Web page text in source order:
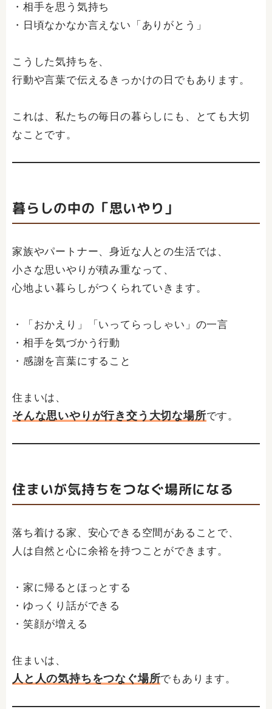
・相手を思う気持ち
・日頃なかなか言えない「ありがとう」
こうした気持ちを、
行動や言葉で伝えるきっかけの日でもあります。
これは、私たちの毎日の暮らしにも、とても大切
なことです。
暮らしの中の「思いやり」
家族やパートナー、身近な人との生活では、
小さな思いやりが積み重なって、
心地よい暮らしがつくられていきます。
・「おかえり」「いってらっしゃい」の一言
・相手を気づかう行動
・感謝を言葉にすること
住まいは、
そんな思いやりが行き交う大切な場所です。
住まいが気持ちをつなぐ場所になる
落ち着ける家、安心できる空間があることで、
人は自然と心に余裕を持つことができます。
・家に帰るとほっとする
・ゆっくり話ができる
・笑顔が増える
住まいは、
人と人の気持ちをつなぐ場所でもあります。